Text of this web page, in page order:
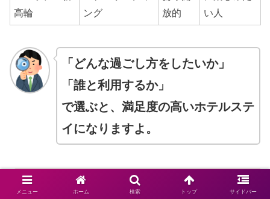
高輪
ング
放的
い人
「どんな過ごし方をしたいか」
「誰と利用するか」
で選ぶと、満足度の高いホテルステ
イになりますよ。
「グランドプリンスホテル高輪」の【写真・
メニュー ホーム 検索 トップ サイドバー